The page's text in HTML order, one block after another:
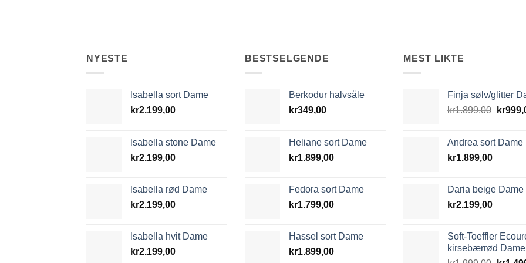
NYESTE
Isabella sort Dame
kr2.199,00
Isabella stone Dame
kr2.199,00
Isabella rød Dame
kr2.199,00
Isabella hvit Dame
kr2.199,00
BESTSELGENDE
Berkodur halvsåle
kr349,00
Heliane sort Dame
kr1.899,00
Fedora sort Dame
kr1.799,00
Hassel sort Dame
kr1.899,00
MEST LIKTE
Finja sølv/glitter
kr1.899,00 kr
Andrea sort Dame
kr1.899,00
Daria beige Dame
kr2.199,00
Soft-Toeffler
kirsebærrød Dame